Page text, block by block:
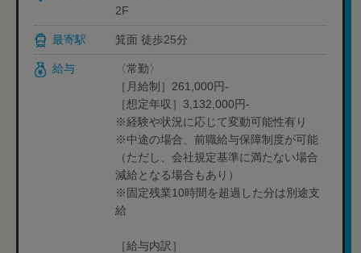
2F
最寄駅 箕面 徒歩25分
給与
〈常勤〉
［月給制］261,000円-
［想定年収］3,132,000円-
※経験や状況に応じて変動可能性有り
※中途の場合、前職給与保障制度が可能
（ただし、会社規定基準に満たない場合
減給となる場合もあり）
※固定残業10時間を超過した分は別途支
給
［給与内訳］